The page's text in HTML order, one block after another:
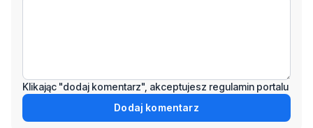
Klikając "dodaj komentarz", akceptujesz regulamin portalu
Dodaj komentarz